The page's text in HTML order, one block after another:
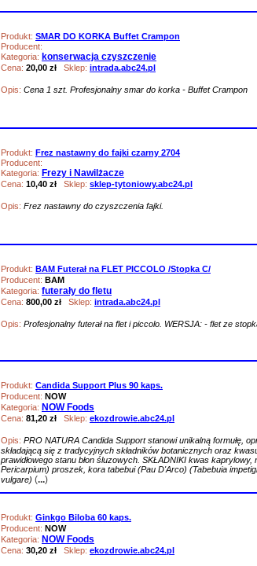
Produkt: SMAR DO KORKA Buffet Crampon
Producent:
Kategoria: konserwacja czyszczenie
Cena: 20,00 zł Sklep: intrada.abc24.pl
Opis: Cena 1 szt. Profesjonalny smar do korka - Buffet Crampon
Produkt: Frez nastawny do fajki czarny 2704
Producent:
Kategoria: Frezy i Nawilżacze
Cena: 10,40 zł Sklep: sklep-tytoniowy.abc24.pl
Opis: Frez nastawny do czyszczenia fajki.
Produkt: BAM Futerał na FLET PICCOLO /Stopka C/
Producent: BAM
Kategoria: futerały do fletu
Cena: 800,00 zł Sklep: intrada.abc24.pl
Opis: Profesjonalny futerał na flet i piccolo. WERSJA: - flet ze
Produkt: Candida Support Plus 90 kaps.
Producent: NOW
Kategoria: NOW Foods
Cena: 81,20 zł Sklep: ekozdrowie.abc24.pl
Opis: PRO NATURA Candida Support stanowi unikalną formułę,
składającą się z tradycyjnych składników botanicznych oraz
prawidłowego stanu błon śluzowych. SKŁADNIKI kwas
Pericarpium) proszek, kora tabebui (Pau D'Arco) (Tabebuia
vulgare) (...)
Produkt: Ginkgo Biloba 60 kaps.
Producent: NOW
Kategoria: NOW Foods
Cena: 30,20 zł Sklep: ekozdrowie.abc24.pl